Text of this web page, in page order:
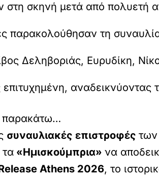
στη σκηνή μετά από πολυετή
παρακολούθησαν τη
Δεληβοριάς, Ευρυδίκη,
αναδεικνύοντας
παρακάτω…
συναυλιακές επιστροφές των
«Ημισκούμπρια» να
Athens 2026, το